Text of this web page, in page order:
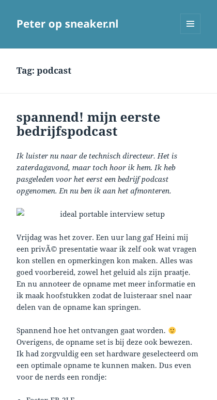
Peter op sneaker.nl
Tag:podcast
spannend! mijn eerste
bedrijfspodcast
Ik luister nu naar de technisch directeur. Het is
zaterdagavond, maar toch hoor ik hem. Ik heb
pasgeleden voor het eerst een bedrijf podcast
opgenomen. En nu ben ik aan het afmonteren.
Vrijdag was het zover. Een uur lang gaf Heini mij
een privÃ© presentatie waar ik zelf ook wat vragen
kon stellen en opmerkingen kon maken. Alles was
goed voorbereid, zowel het geluid als zijn praatje.
En nu annoteer de opname met meer informatie en
ik maak hoofstukken zodat de luisteraar snel naar
delen van de opname kan springen.
Spannend hoe het ontvangen gaat worden.
Overigens, de opname set is bij deze ook bewezen.
Ik had zorgvuldig een set hardware geselecteerd om
een optimale opname te kunnen maken. Dus even
voor de nerds een rondje: